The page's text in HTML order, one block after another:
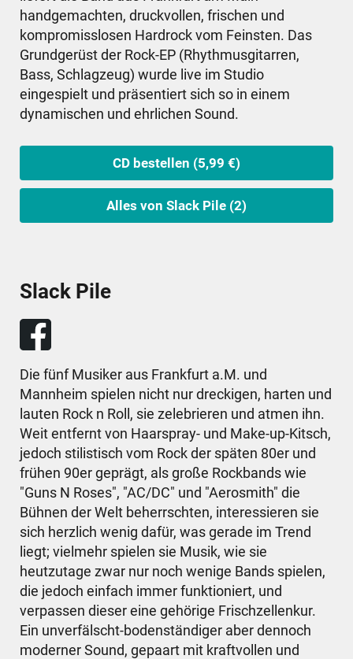
handgemachten, druckvollen, frischen und
kompromisslosen Hardrock vom Feinsten. Das
Grundgerüst der Rock-EP (Rhythmusgitarren,
Bass, Schlagzeug) wurde live im Studio
eingespielt und präsentiert sich so in einem
dynamischen und ehrlichen Sound.
CD bestellen (5,99 €)
Alles von Slack Pile (2)
Slack Pile
Die fünf Musiker aus Frankfurt a.M. und
Mannheim spielen nicht nur dreckigen, harten und
lauten Rock n Roll, sie zelebrieren und atmen ihn.
Weit entfernt von Haarspray- und Make-up-Kitsch,
jedoch stilistisch vom Rock der späten 80er und
frühen 90er geprägt, als große Rockbands wie
"Guns N Roses", "AC/DC" und "Aerosmith" die
Bühnen der Welt beherrschten, interessieren sie
sich herzlich wenig dafür, was gerade im Trend
liegt; vielmehr spielen sie Musik, wie sie
heutzutage zwar nur noch wenige Bands spielen,
die jedoch einfach immer funktioniert, und
verpassen dieser eine gehörige Frischzellenkur.
Ein unverfälscht-bodenständiger aber dennoch
moderner Sound, gepaart mit kraftvollen und